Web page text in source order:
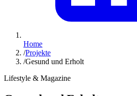
Home
/Projekte
/Gesund und Erholt
Lifestyle & Magazine